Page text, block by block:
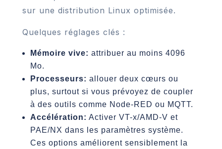
sur une distribution Linux optimisée.
Quelques réglages clés :
Mémoire vive: attribuer au moins 4096
Mo.
Processeurs: allouer deux cœurs ou
plus, surtout si vous prévoyez de coupler
à des outils comme Node-RED ou MQTT.
Accélération: Activer VT-x/AMD-V et
PAE/NX dans les paramètres système.
Ces options améliorent sensiblement la